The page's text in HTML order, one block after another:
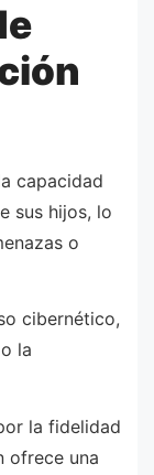
capacidad
sus hijos, lo
o
cibernético,
la
la fidelidad
ofrece una